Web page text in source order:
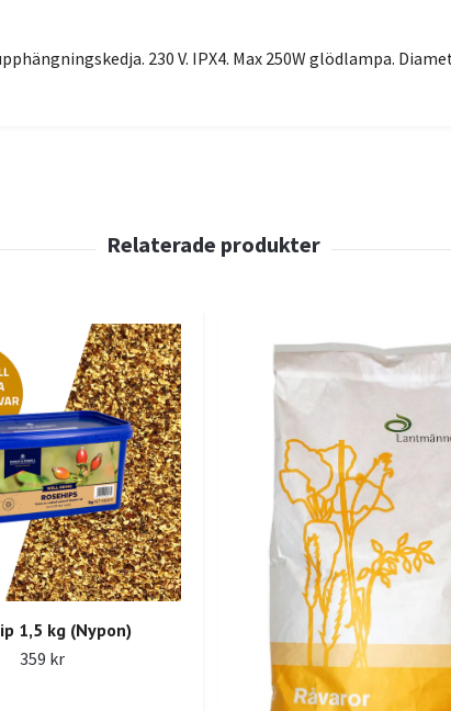
230 V. IPX4. Max 250W glödlampa.
1,5 kg (Nypon)
359 kr